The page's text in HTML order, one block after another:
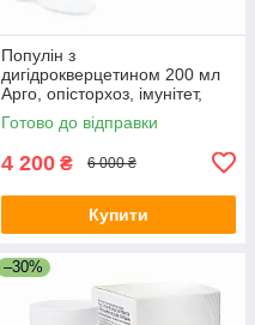
Популін з
дигідрокверцетином 200 мл
Арго, опісторхоз, імунітет,
протипаразитарне,
жовчогінне, алергія
Готово до відправки
4 200 ₴ 6 000 ₴
Купити
–30%